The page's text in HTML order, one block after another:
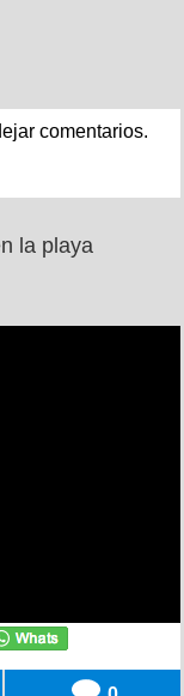
comentarios.
la playa